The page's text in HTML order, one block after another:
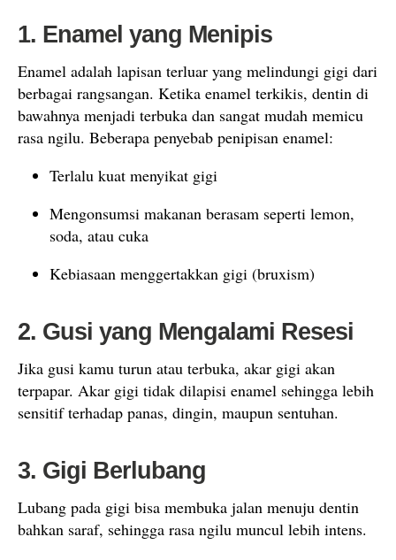
1. Enamel yang Menipis
Enamel adalah lapisan terluar yang melindungi gigi dari
berbagai rangsangan. Ketika enamel terkikis, dentin di
bawahnya menjadi terbuka dan sangat mudah memicu
rasa ngilu. Beberapa penyebab penipisan enamel:
Terlalu kuat menyikat gigi
Mengonsumsi makanan berasam seperti lemon,
soda, atau cuka
Kebiasaan menggertakkan gigi (bruxism)
2. Gusi yang Mengalami Resesi
Jika gusi kamu turun atau terbuka, akar gigi akan
terpapar. Akar gigi tidak dilapisi enamel sehingga lebih
sensitif terhadap panas, dingin, maupun sentuhan.
3. Gigi Berlubang
Lubang pada gigi bisa membuka jalan menuju dentin
bahkan saraf, sehingga rasa ngilu muncul lebih intens.